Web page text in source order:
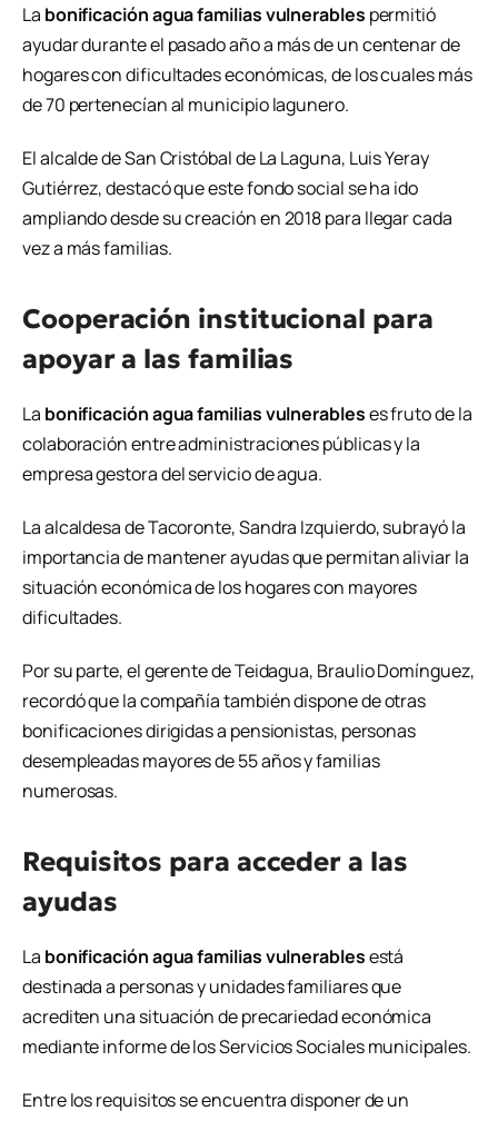
La bonificación agua familias vulnerables permitió
ayudar durante el pasado año a más de un centenar de
hogares con dificultades económicas, de los cuales más
de 70 pertenecían al municipio lagunero.
El alcalde deSan Cristóbal de La Laguna, Luis Yeray
Gutiérrez, destacó que este fondo social se ha ido
ampliando desde su creación en 2018 para llegar cada
vez a más familias.
Cooperación institucional para
apoyar a las familias
La bonificación agua familias vulnerableses fruto de la
colaboración entre administraciones públicas y la
empresa gestora del servicio de agua.
La alcaldesa deTacoronte,Sandra Izquierdo, subrayó la
importancia de mantener ayudas que permitan aliviar la
situación económica de los hogares con mayores
dificultades.
Por su parte, el gerente deTeidagua, Braulio Domínguez,
recordó que la compañía también dispone de otras
bonificaciones dirigidas a pensionistas, personas
desempleadas mayores de 55 años y familias
numerosas.
Requisitos para acceder a las
ayudas
La bonificación agua familias vulnerablesestá
destinada a personas y unidades familiares que
acrediten una situación de precariedad económica
mediante informe de los Servicios Sociales municipales.
Entre los requisitos se encuentra disponer de un